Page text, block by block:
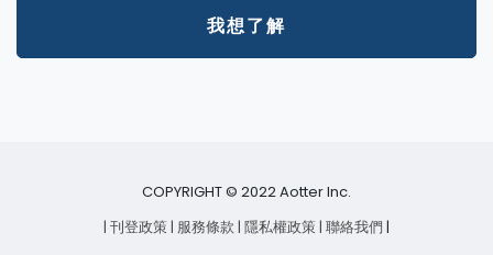
我想了解
COPYRIGHT © 2022 Aotter Inc.
| 刊登政策| 服務條款| 隱私權政策| 聯絡我們 |